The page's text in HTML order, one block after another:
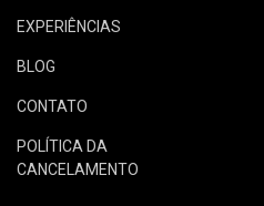
EXPERIÊNCIAS
BLOG
CONTATO
POLÍTICA DA
CANCELAMENTO